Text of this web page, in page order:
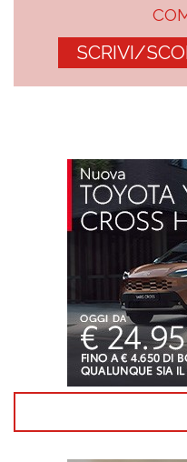
SCRIVI/